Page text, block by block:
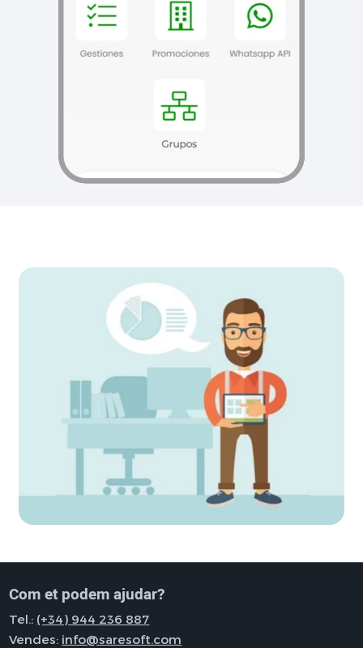
Com et podem ajudar?
Tel.: (+34) 944 236 887
Vendes: info@saresoft.com